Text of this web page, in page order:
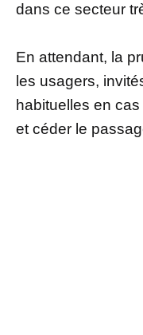
dans ce secteur
En attendant, la
les usagers,
habituelles en
et céder le